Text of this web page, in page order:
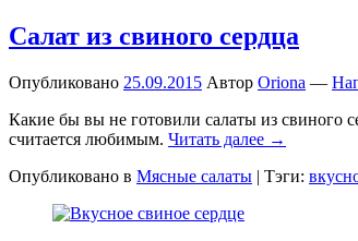
Салат из свиного сердца
Опубликовано 25.09.2015 Автор Oriona —
Какие бы вы не готовили салаты из свиного
считается любимым. Читать далее →
Опубликовано в Мясные салаты | Тэги: